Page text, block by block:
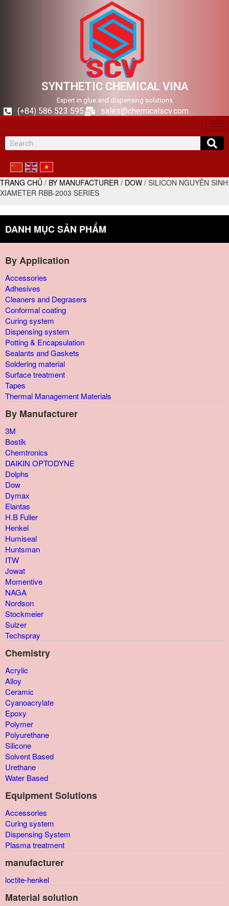
SYNTHETIC CHEMICAL VINA
Expert in glue and dispensing solutions
(+84) 586 523 595 sales@chemicalscv.com
TRANG CHỦ / BY MANUFACTURER / DOW / SILICON NGUYÊN SINH
XIAMETER RBB-2003 SERIES
DANH MỤC SẢN PHẨM
By Application
Accessories
Adhesives
Cleaners and Degrasers
Conformal coating
Curing system
Dispensing system
Potting & Encapsulation
Sealants and Gaskets
Soldering material
Surface treatment
Tapes
Thermal Management Materials
By Manufacturer
3M
Bostik
Chemtronics
DAIKIN OPTODYNE
Dolphs
Dow
Dymax
Elantas
H.B Fuller
Henkel
Humiseal
Huntsman
ITW
Jowat
Momentive
NAGA
Nordson
Stockmeier
Sulzer
Techspray
Chemistry
Acrylic
Alloy
Ceramic
Cyanoacrylate
Epoxy
Polymer
Polyurethane
Silicone
Solvent Based
Urethane
Water Based
Equipment Solutions
Accessories
Curing system
Dispensing System
Plasma treatment
manufacturer
loctite-henkel
Material solution